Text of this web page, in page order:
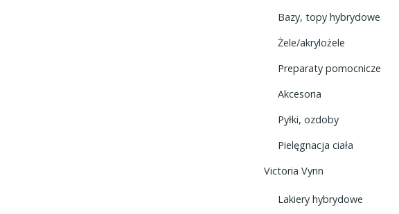
Bazy, topy hybrydowe
Żele/akrylożele
Preparaty pomocnicze
Akcesoria
Pyłki, ozdoby
Pielęgnacja ciała
Victoria Vynn
Lakiery hybrydowe